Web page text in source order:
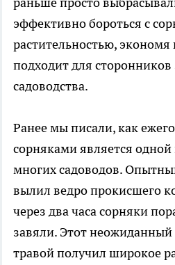
эффективно бороться с
растительностью,
подходит для сторонников
садоводства.
Ранее мы писали, как
сорняками является одной
многих садоводов.
вылил ведро прокисшего
через два часа сорняки
завяли. Этот
травой получил широкое